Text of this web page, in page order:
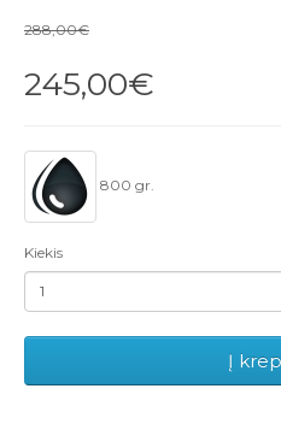
288,00€
245,00€
800 gr.
Kiekis
Į